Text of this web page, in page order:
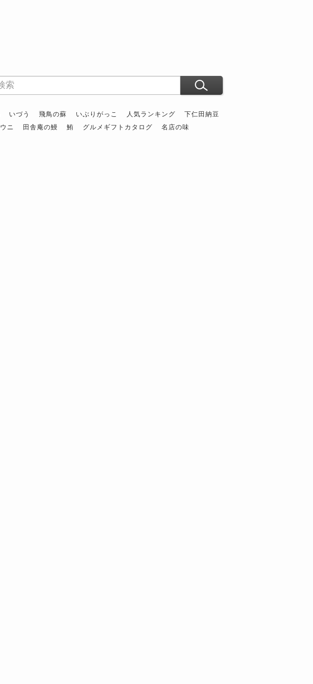
いづう 飛鳥の蘇 いぶりがっこ 人気ランキング
下仁田納豆
ウニ 田舎庵の鰻 鮪 グルメギフトカタログ 名店の味